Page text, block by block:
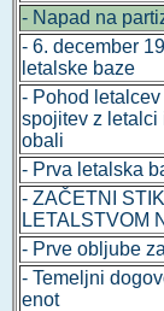
- Napad na
- 6. december
letalske baze
- Pohod
spojitev z letalci
obali
- Prva letalska
- ZAČETNI
LETALSTVOM
- Prve obljube
- Temeljni
enot